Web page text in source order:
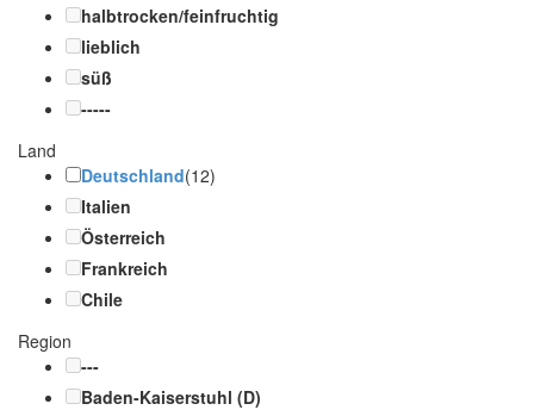
halbtrocken/feinfruchtig
lieblich
süß
-----
Land
Deutschland(12)
Italien
Österreich
Frankreich
Chile
Region
---
Baden-Kaiserstuhl (D)